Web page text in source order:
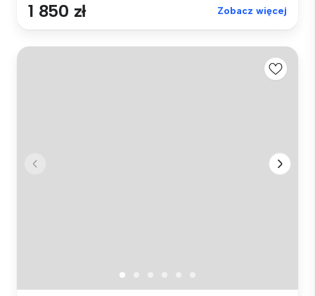
1 850 zł Zobacz więcej